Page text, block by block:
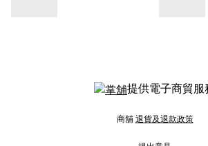
提供電子商貿服
商舖 退貨及退款政策